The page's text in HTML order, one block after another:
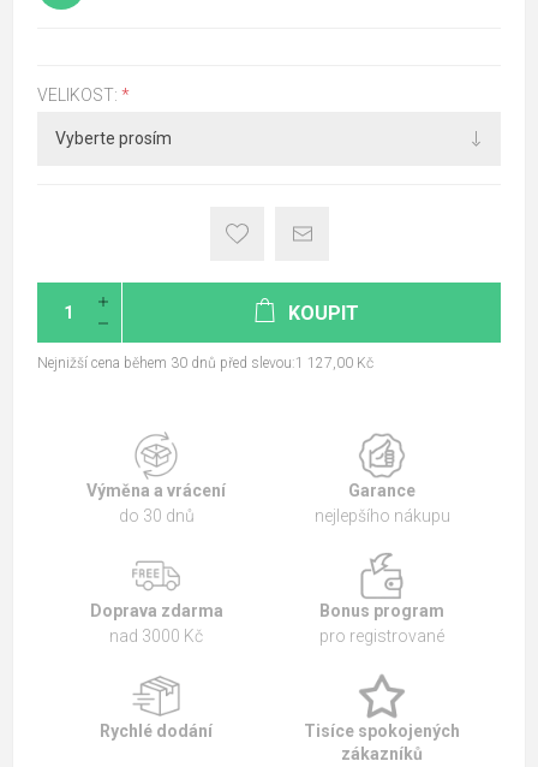
VELIKOST: *
KOUPIT
Nejnižší cena během 30 dnů před slevou:1 127,00 Kč
Výměna a vrácení
do 30 dnů
Garance
nejlepšího nákupu
Doprava zdarma
nad 3000 Kč
Bonus program
pro registrované
Rychlé dodání
Tisíce spokojených
zákazníků